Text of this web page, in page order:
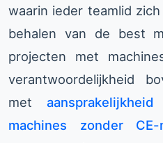
waarin ieder teamlid
behalen van de best
projecten met
verantwoordelijkheid
met
machines zonder CE-